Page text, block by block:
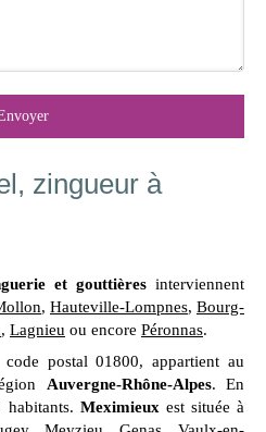
zingueur à
et gouttièresinterviennent
, Hauteville-Lompnes, Bourg-
, Lagnieu ou encore Péronnas.
postal 01800, appartient au
Auvergne-Rhône-Alpes. En
Meximieux est située à